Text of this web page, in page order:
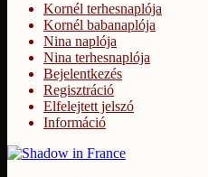
Kornél terhesnaplója
Kornél babanaplója
Nina naplója
Nina terhesnaplója
Bejelentkezés
Regisztráció
Elfelejtett jelszó
Információ